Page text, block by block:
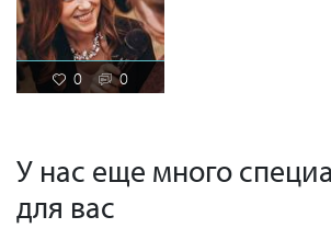
0 0
У нас еще много
для вас